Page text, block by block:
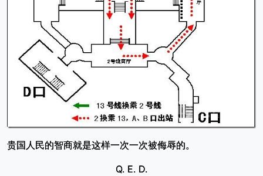
贵国人民的智商就是这样一次一次被侮辱的。
Q. E. D.